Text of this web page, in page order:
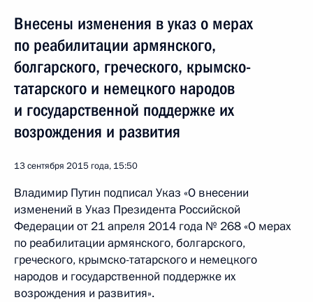
Внесены изменения в указ о мерах
по реабилитации армянского,
болгарского, греческого, крымско-
татарского и немецкого народов
и государственной поддержке их
возрождения и развития
13 сентября 2015 года, 15:50
Владимир Путин подписал Указ «О внесении
изменений в Указ Президента Российской
Федерации от 21 апреля 2014 года № 268 «О мерах
по реабилитации армянского, болгарского,
греческого, крымско-татарского и немецкого
народов и государственной поддержке их
возрождения и развития».